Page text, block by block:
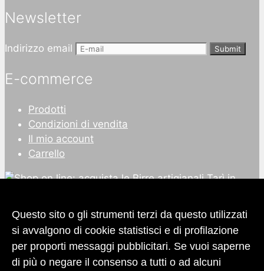
Newsletter
Indirizzo email Submit
E-commerce
Prodotti
Condizioni di vendita
Il mio account
Carrello
Questo sito o gli strumenti terzi da questo utilizzati
si avvalgono di cookie statistisci e di profilazione
per proporti messaggi pubblicitari. Se vuoi saperne
di più o negare il consenso a tutti o ad alcuni